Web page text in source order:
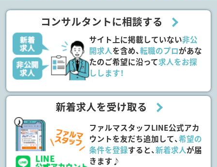
コンサルタントに相談する
サイト上に掲載していない非公
開求人を含め、転職のプロがあな
たのご希望に沿って求人をお探
しします！
新着求人を受け取る
ファルマスタッフLINE公式アカ
ウントを友だち追加して、希望の
条件を登録すると、新着求人が届
きます♪